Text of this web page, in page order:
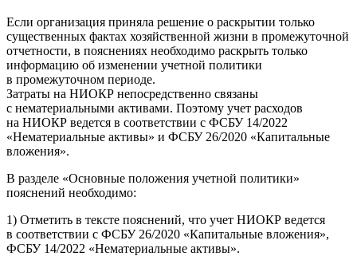
Если организация приняла решение о раскрытии только
существенных фактах хозяйственной жизни в промежуточной
отчетности, в пояснениях необходимо раскрыть только
информацию об изменении учетной политики
в промежуточном периоде.
Затраты на НИОКР непосредственно связаны
с нематериальными активами. Поэтому учет расходов
на НИОКР ведется в соответствии с ФСБУ 14/2022
«Нематериальные активы» и ФСБУ 26/2020 «Капитальные
вложения».
В разделе «Основные положения учетной политики»
пояснений необходимо:
1) Отметить в тексте пояснений, что учет НИОКР ведется
в соответствии с ФСБУ 26/2020 «Капитальные вложения»,
ФСБУ 14/2022 «Нематериальные активы».